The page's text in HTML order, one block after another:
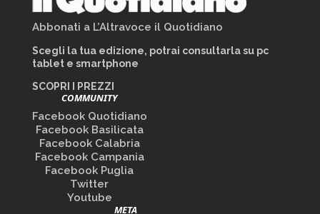
Abbonati a L’Altravoce il Quotidiano
Scegli la tua edizione, potrai consultarla su pc
tablet e smartphone
SCOPRI I PREZZI
COMMUNITY
Facebook Quotidiano
Facebook Basilicata
Facebook Calabria
Facebook Campania
Facebook Puglia
Twitter
Youtube
META